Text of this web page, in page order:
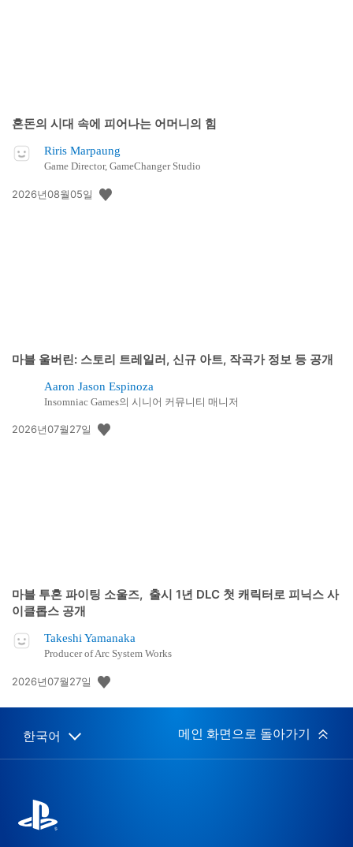
혼돈의 시대 속에 피어나는 어머니의 힘
Riris Marpaung
Game Director, GameChanger Studio
공
2026년08월05일
마블 울버린: 스토리 트레일러, 신규 아트, 작곡가 정보 등 공개
Aaron Jason Espinoza
Insomniac Games의 시니어 커뮤니티 매니저
공
2026년07월27일
마블 투혼 파이팅 소울즈, 출시 1년 DLC 첫 캐릭터로 피닉스 사
이클롭스 공개
Takeshi Yamanaka
Producer of Arc System Works
공
일:
2026년07월27일
Select
Current
한국어 메인 화면으로 돌아가기